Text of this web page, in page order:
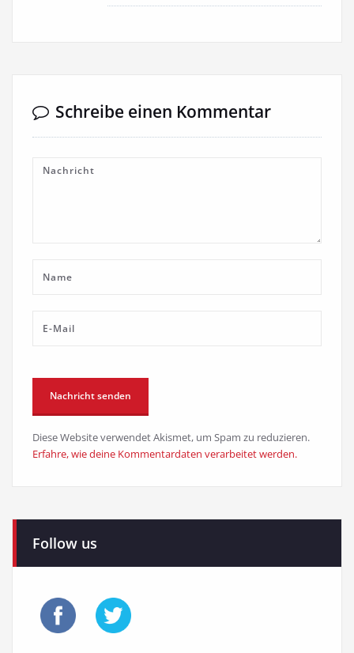
Schreibe einen Kommentar
Diese Website verwendet Akismet, um Spam zu reduzieren.
Erfahre, wie deine Kommentardaten verarbeitet werden.
Follow us